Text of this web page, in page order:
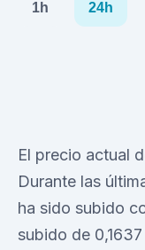
1h 24h
El precio actual
Durante las
ha sido subido
subido de